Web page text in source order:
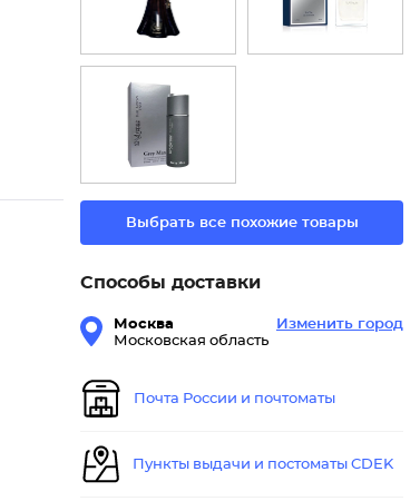
Выбрать все похожие товары
Способы доставки
Москва
Московская область
Изменить город
Почта России и почтоматы
Пункты выдачи и постоматы CDEK